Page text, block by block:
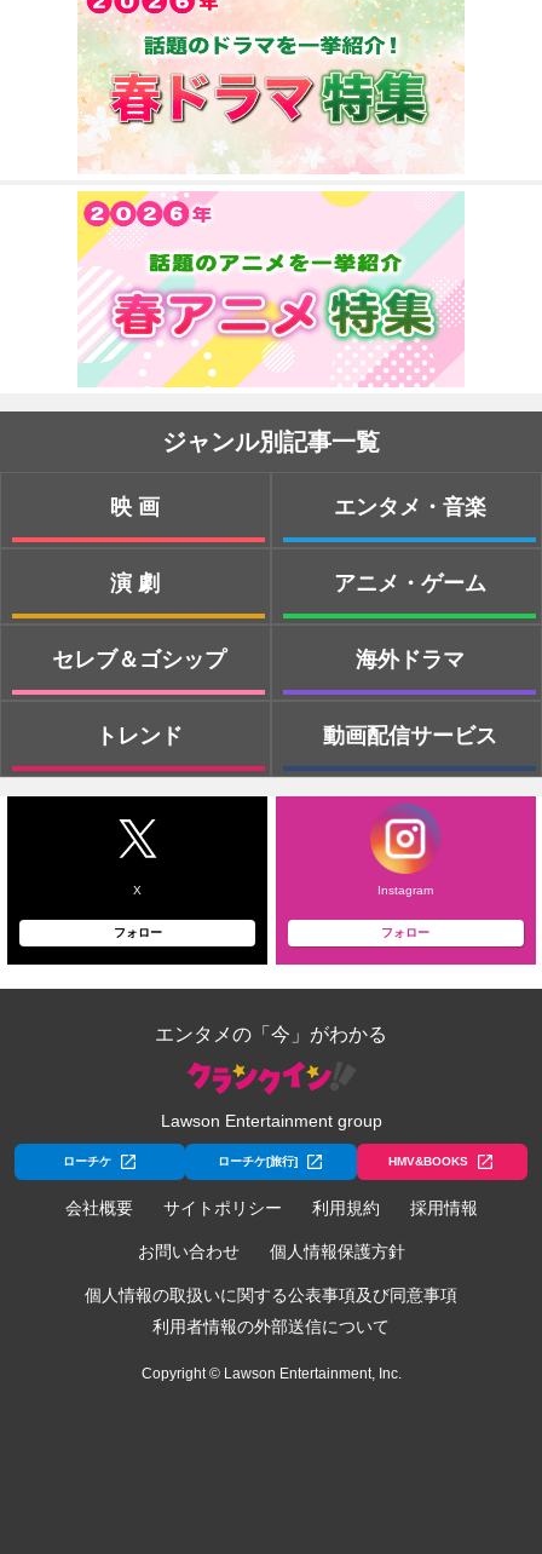
ジャンル別記事一覧
映画
演劇
セレブ＆ゴシップ
トレンド
エンタメ・音楽
アニメ・ゲーム
海外ドラマ
動画配信サービス
X
フォロー
Instagram
フォロー
エンタメの「今」がわかる
Lawson Entertainment group
ローチケ ローチケ[旅行] HMV&BOOKS
会社概要 サイトポリシー 利用規約 採用情報
お問い合わせ 個人情報保護方針
個人情報の取扱いに関する公表事項及び同意事項
利用者情報の外部送信について
Copyright © Lawson Entertainment, Inc.